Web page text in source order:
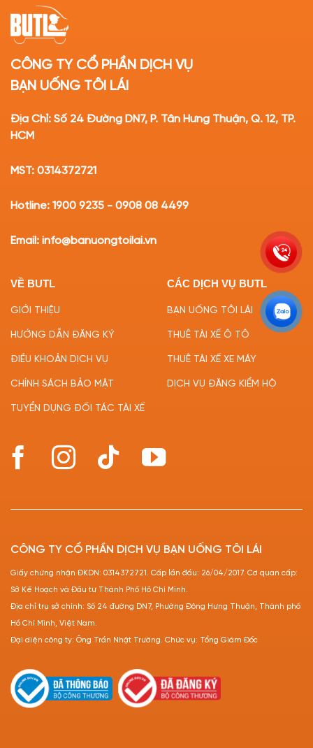
CÔNG TY CỔ PHẦN DỊCH VỤ
BẠN UỐNG TÔI LÁI
Địa Chỉ: Số 24 Đường DN7, P. Tân Hưng Thuận, Q. 12, TP.
HCM
MST: 0314372721
Hotline: 1900 9235 - 0908 08 4499
Email: info@banuongtoilai.vn
VỀ BUTL
GIỚI THIỆU
HƯỚNG DẪN ĐĂNG KÝ
ĐIỀU KHOẢN DỊCH VỤ
CHÍNH SÁCH BẢO MẬT
TUYỂN DỤNG ĐỐI TÁC TÀI XẾ
CÁC DỊCH VỤ BUTL
BẠN UỐNG TÔI LÁI
THUÊ TÀI XẾ Ô TÔ
THUÊ TÀI XẾ XE MÁY
DỊCH VỤ ĐĂNG KIỂM HỘ
CÔNG TY CỔ PHẦN DỊCH VỤ BẠN UỐNG TÔI LÁI
Giấy chứng nhận ĐKDN: 0314372721. Cấp lần đầu: 26/04/2017. Cơ quan cấp:
Sở Kế Hoạch và Đầu tư Thành Phố Hồ Chí Minh.
Địa chỉ trụ sở chính: Số 24 đường DN7, Phường Đông Hưng Thuận, Thành phố
Hồ Chí Minh, Việt Nam.
Đại diện công ty: Ông Trần Nhật Trường. Chức vụ: Tổng Giám Đốc